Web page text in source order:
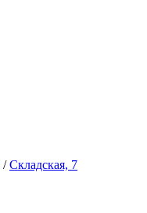
/Складская, 7